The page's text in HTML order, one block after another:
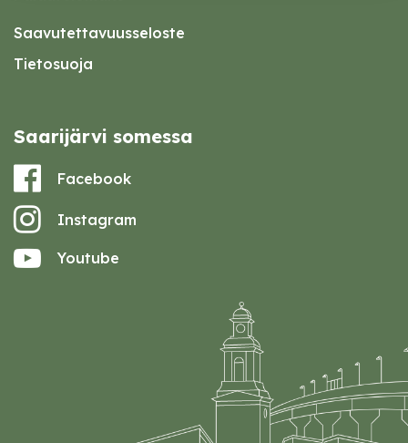
Saavutettavuusseloste
Tietosuoja
Saarijärvi somessa
Facebook
Instagram
Youtube